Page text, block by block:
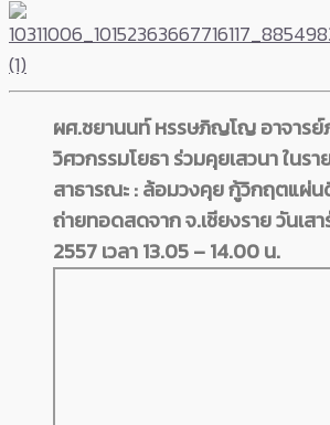
ผศ.ชยานนท์ หรรษภิญโญ​ อาจารย์
วิศวกรรมโยธา ร่วมคุยเสวนา ในรา
สาธารณะ : ล้อมวงคุย กู้วิกฤตแผ่น
ถ่ายทอดสดจาก จ.เชียงราย วันเส
2557 เวลา 13.05 – 14.00 น.